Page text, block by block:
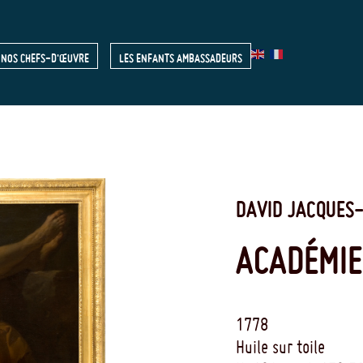
NOS CHEFS-D'ŒUVRE LES ENFANTS AMBASSADEURS
DAVID
1778
Huile sur toile